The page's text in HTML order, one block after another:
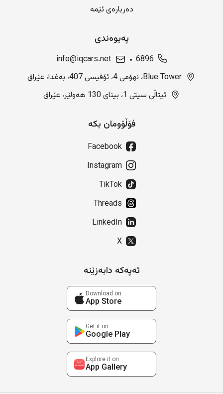
دەربارەی ئێمە
پەیوەندی
6896
info@iqcars.net
Blue Tower، نهۆمی 4، ئۆفیسی 407، بەغدا، عێراق
ئیتاڵی سیتی 1، بینای 130 هەولێر، عێراق
فۆڵۆومان بکە
Facebook
Instagram
TikTok
Threads
LinkedIn
X
ئەپەکە دابەزێنە
Download on
App Store
Get it on
Google Play
Explore it on
App Gallery